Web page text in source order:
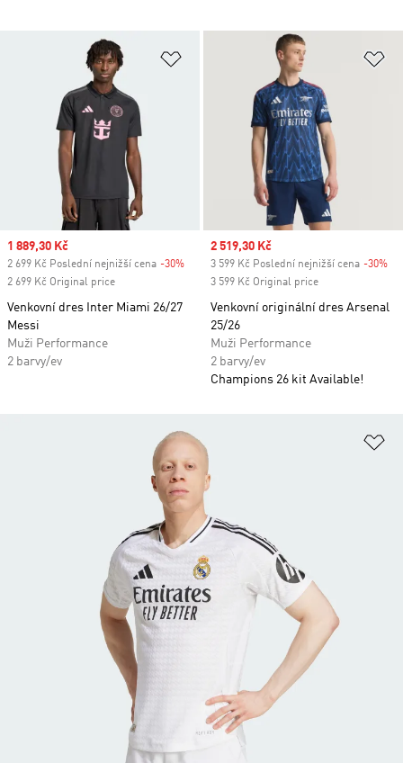
Přidat do seznamu přání
Sale price
1 889,30 Kč
2 699 Kč Poslední nejnižší cena -30% Discount
2 699 Kč Original price
Venkovní dres Inter Miami 26/27
Messi
Muži Performance
2 barvy/ev
Sale price
2 519,30 Kč
3 599 Kč Poslední nejnižší cena -30%
3 599 Kč Original price
Venkovní originální dres Arsenal
25/26
Muži Performance
2 barvy/ev
Champions 26 kit Available!